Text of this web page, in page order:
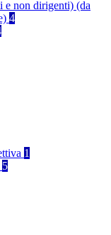
e non dirigenti) (da
4
1
5